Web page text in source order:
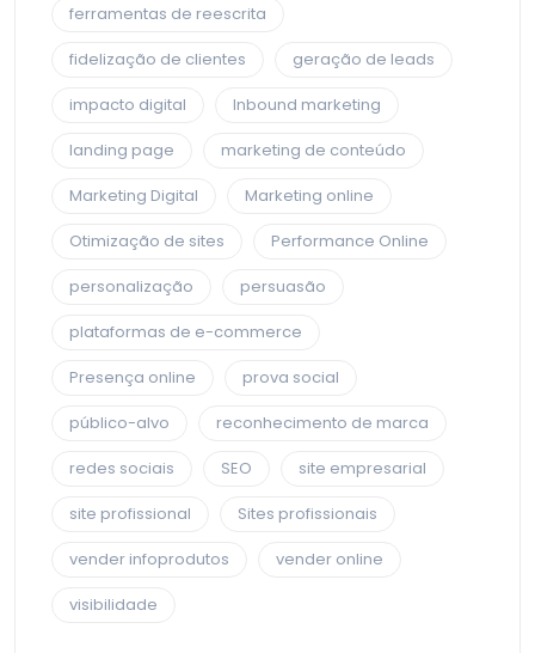
ferramentas de reescrita
fidelização de clientes
geração de leads
impacto digital
Inbound marketing
landing page
marketing de conteúdo
Marketing Digital
Marketing online
Otimização de sites
Performance Online
personalização
persuasão
plataformas de e-commerce
Presença online
prova social
público-alvo
reconhecimento de marca
redes sociais
SEO
site empresarial
site profissional
Sites profissionais
vender infoprodutos
vender online
visibilidade